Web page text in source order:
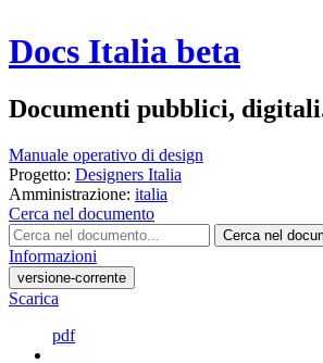
Docs Italia beta
Documenti pubblici,
Manuale operativo di design
Progetto: Designers Italia
Amministrazione: italia
Cerca nel documento
Cerca nel
Informazioni
versione-corrente
Scarica
pdf